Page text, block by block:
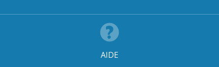
AIDE